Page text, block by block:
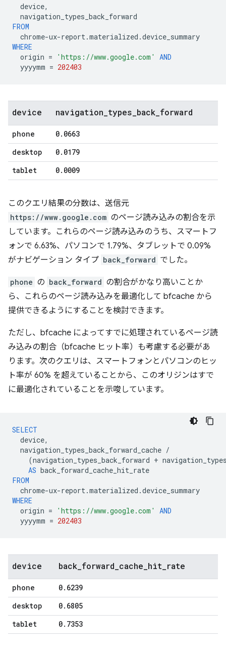
device,
navigation_types_back_forward
FROM
chrome-ux-report.materialized .device_summary
WHERE
origin = 'https://www.google.com'
AND
yyyymm = 202403
device navigation types back forward
phone 0. 0663
desktop
0. 0179
tablet
0. 0009
このクエリ結果の分数は、送信元
https://www.google.com のページ読み込みの割合を示
しています。これらのページ読み込みのうち、スマートフ
ォンで 6.63%、パソコンで 1.79%、タブレットで 0.09%
がナビゲーション タイプ back_forward でした。
phone の back_forward の割合がかなり高いことか
ら、これらのページ読み込みを最適化して bfcache から
提供できるようにすることを検討できます。
ただし、bfcache によってすでに処理されているページ読
み込みの割合（bfcache ヒット率）も考慮する必要があ
ります。次のクエリは、スマートフォンとパソコンのヒッ
ト率が 60% を超えていることから、このオリジンはすで
に最適化されていることを示唆しています。
SELECT
device,
navigation_types_back_forward_cache /
(navigation_types_back_forward +
AS back_forward_cache_hit_rate
FROM
chrome-ux-report.materialized .device_summary
WHERE
origin = 'https://www.google.com'
AND
yyyymm = 202403
device back forward cache hit rate
phone 0. 6239
desktop
0. 6805
tablet
0. 7353